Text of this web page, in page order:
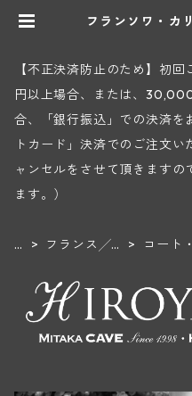
フランソワ・カ
【不正決済防止のため】初
円以上場合、または、
合、「銀行振込」での決済を
トカード」決済でのご注文
ャンセルをさせて頂きます
ます。）
H
フランス╱ブ
方
コート・